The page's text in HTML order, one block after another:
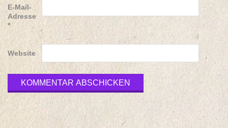
E-Mail-
Adresse
*
Website